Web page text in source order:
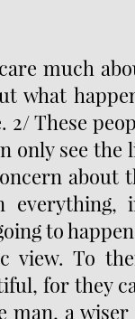
much
what
These
only see the
about
to
view. To
for they
man, a